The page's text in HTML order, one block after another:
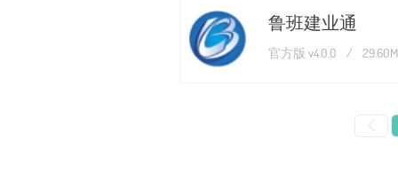
鲁班建业通
官方版 v4.0.0 /